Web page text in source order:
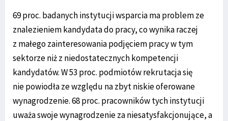
69 proc. badanych instytucji wsparcia ma problem ze
znalezieniem kandydata do pracy, co wynika raczej
z małego zainteresowania podjęciem pracy w tym
sektorze niż z niedostatecznych kompetencji
kandydatów. W 53 proc. podmiotów rekrutacja się
nie powiodła ze względu na zbyt niskie oferowane
wynagrodzenie. 68 proc. pracowników tych instytucji
uważa swoje wynagrodzenie za niesatysfakcjonujące, a